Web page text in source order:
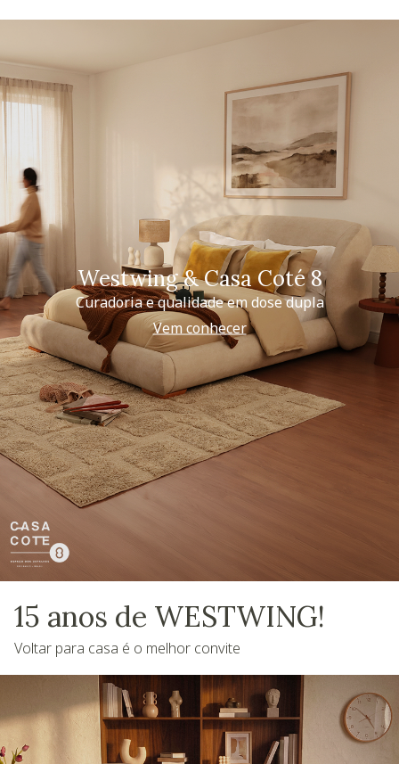
Westwing & Casa Coté 8
Curadoria e qualidade em dose dupla
Vem conhecer
15 anos de WESTWING!
Voltar para casa é o melhor convite